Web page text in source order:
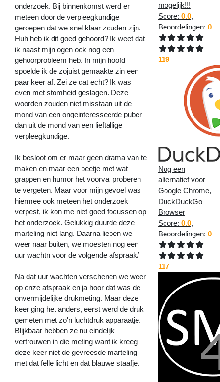
onderzoek. Bij binnenkomst werd er
meteen door de verpleegkundige
geroepen dat we snel klaar zouden zijn.
Huh heb ik dit goed gehoord? Ik weet dat
ik naast mijn ogen ook nog een
gehoorprobleem heb. In mijn hoofd
spoelde ik de zojuist gemaakte zin een
paar keer af. Zei ze dat echt? Ik was
even met stomheid geslagen. Deze
woorden zouden niet misstaan uit de
mond van een ongeinteresseerde puber
dan uit de mond van een lieftallige
verpleegkundige.
Ik besloot om er maar geen drama van te
maken en maar een beetje met wat
grappen en humor het voorval proberen
te vergeten. Maar voor mijn gevoel was
hiermee ook meteen het onderzoek
verpest, ik kon me niet goed focussen op
het onderzoek. Gelukkig duurde deze
marteling niet lang. Daarna liepen we
weer naar buiten, we moesten nog een
uur wachtn voor de volgende afspraak/
Na dat uur wachten verschenen we weer
op onze afspraak en ja hoor dat was de
onvermijdelijke drukmeting. Maar deze
keer ging het anders, eerst werd de druk
gemeten met zo'n luchtdruk apparaatje.
Blijkbaar hebben ze nu eindelijk
vertrouwen in die meting want ik kreeg
deze keer niet de gevreesde marteling
met dat felle licht en dat blauwe staafje.
mogelijk!!!
Score: 0.0,
Beoordelingen: 0
119
Nog een
alternatief voor
Google Chrome,
DuckDuckGo
Browser
Score: 0.0,
Beoordelingen: 0
117